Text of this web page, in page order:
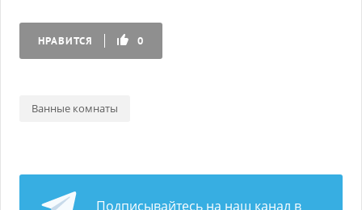
НРАВИТСЯ 0
Ванные комнаты
Подписывайтесь на наш канал в